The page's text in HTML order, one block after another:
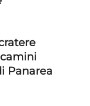
Panarea